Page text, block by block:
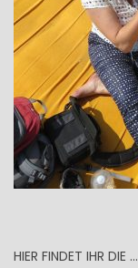
HIER FINDET IHR DIE …